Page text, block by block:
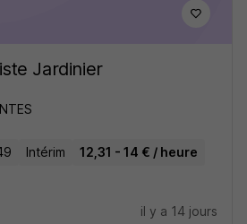
Jardinier
Intérim 12,31 - 14 € / heure
il y a 14 jours